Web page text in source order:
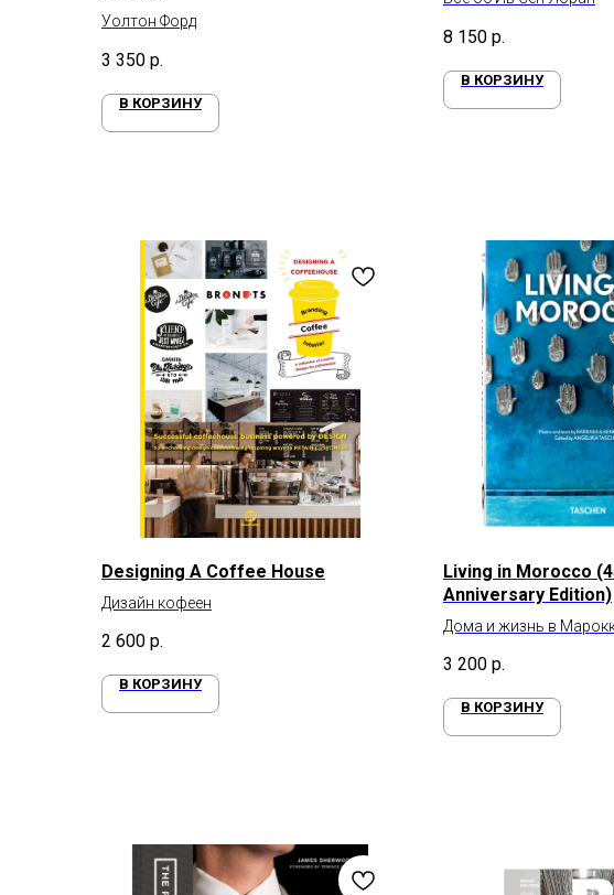
Уолтон Форд
3 350 р.
В КОРЗИНУ
8 150 р.
В КОРЗИНУ
Designing A Coffee House
Дизайн кофеен
2 600 р.
В КОРЗИНУ
Living in Morocco
Anniversary Edition)
Дома и жизнь в
3 200 р.
В КОРЗИНУ